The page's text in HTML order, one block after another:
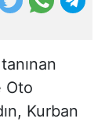
Oto
Kurban